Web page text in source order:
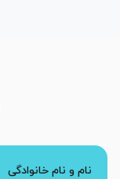
نام و نام خانوادگی